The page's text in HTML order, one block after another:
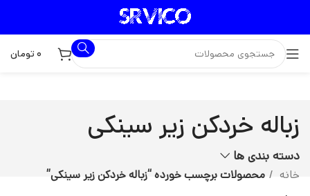
۰ تومان
زباله خردکن زیر سینکی
دسته بندی ها
خانه محصولات برچسب خورده “زباله خردکن زیر سینکی”